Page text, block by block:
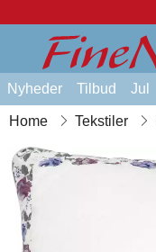
Nyheder Tilbud Jul
Home Tekstiler